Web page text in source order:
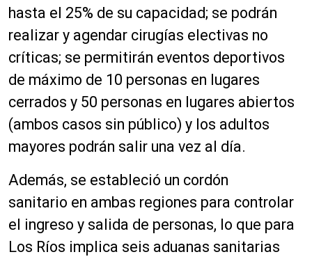
hasta el 25% de su capacidad; se podrán
realizar y agendar cirugías electivas no
críticas; se permitirán eventos deportivos
de máximo de 10 personas en lugares
cerrados y 50 personas en lugares abiertos
(ambos casos sin público) y los adultos
mayores podrán salir una vez al día.
Además, se estableció un cordón
sanitario en ambas regiones para controlar
el ingreso y salida de personas, lo que para
Los Ríos implica seis aduanas sanitarias